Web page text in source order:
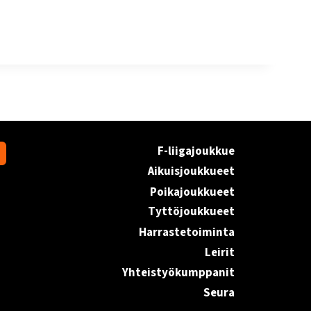
F-liigajoukkue
Aikuisjoukkueet
Poikajoukkueet
Tyttöjoukkueet
Harrastetoiminta
Leirit
Yhteistyökumppanit
Seura